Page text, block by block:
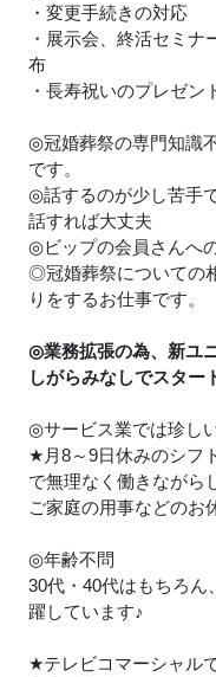
・変更手続きの対応
・展示会、終活セミ
布
・長寿祝いのプレゼン
◎冠婚葬祭の専門知識
です。
◎話するのが少し苦手
話すれば大丈夫
◎ビップの会員さんへ
◎冠婚葬祭についての
りをするお仕事です。
◎業務拡張の為、新ユ
しがらみなしでスター
◎サービス業では珍し
★ 月8～9日休みのシフ
で無理なく働きながら
ご家庭の用事などのお
◎年齢不問
30代・40代はもちろん
躍しています♪
★テレビコマーシャル